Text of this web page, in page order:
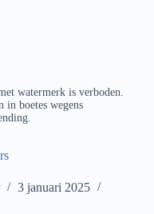
watermerk is verboden.
in boetes wegens
3 januari 2025